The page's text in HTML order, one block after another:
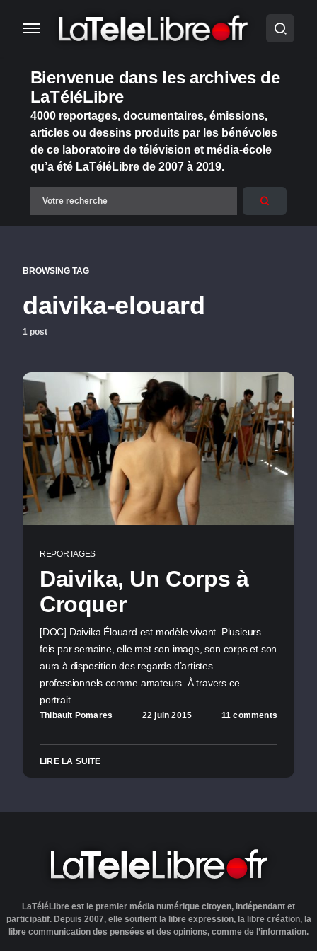
Bienvenue dans les archives de
LaTéléLibre
4000 reportages, documentaires, émissions,
articles ou dessins produits par les bénévoles
de ce laboratoire de télévision et média-école
qu’a été LaTéléLibre de 2007 à 2019.
BROWSING TAG
daivika-elouard
1 post
REPORTAGES
Daivika, Un Corps à
Croquer
[DOC] Daivika Élouard est modèle vivant. Plusieurs
fois par semaine, elle met son image, son corps et son
aura à disposition des regards d’artistes
professionnels comme amateurs. À travers ce
portrait…
Thibault Pomares 22 juin 2015 11 comments
LIRE LA SUITE
LaTéléLibre est le premier média numérique citoyen, indépendant et
participatif. Depuis 2007, elle soutient la libre expression, la libre création, la
libre communication des pensées et des opinions, comme de l’information.